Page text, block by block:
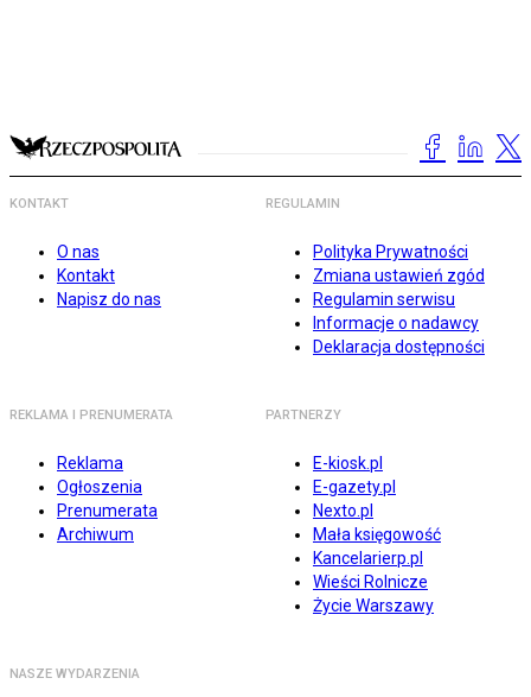
KONTAKT
O nas
Kontakt
Napisz do nas
REGULAMIN
Polityka Prywatności
Zmiana ustawień zgód
Regulamin serwisu
Informacje o nadawcy
Deklaracja dostępności
REKLAMA I PRENUMERATA
Reklama
Ogłoszenia
Prenumerata
Archiwum
PARTNERZY
E-kiosk.pl
E-gazety.pl
Nexto.pl
Mała księgowość
Kancelarierp.pl
Wieści Rolnicze
Życie Warszawy
NASZE WYDARZENIA